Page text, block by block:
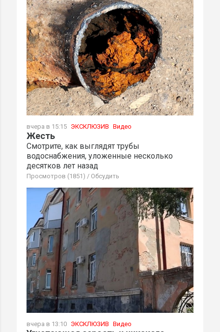
вчера в 15:15 ЭКСКЛЮЗИВ Видео
Жесть
Смотрите, как выглядят трубы
водоснабжения, уложенные несколько
десятков лет назад
Просмотров (1851) / Обсудить
вчера в 13:10 ЭКСКЛЮЗИВ Видео